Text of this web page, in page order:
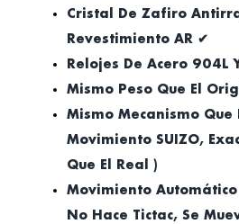
Cristal De Zafiro
Revestimiento AR ✔
Relojes De Acero 904L
Mismo Peso Que El
Mismo Mecanismo Que
Movimiento SUIZO,
Que El Real )
Movimiento Automático
No Hace Tictac, Se